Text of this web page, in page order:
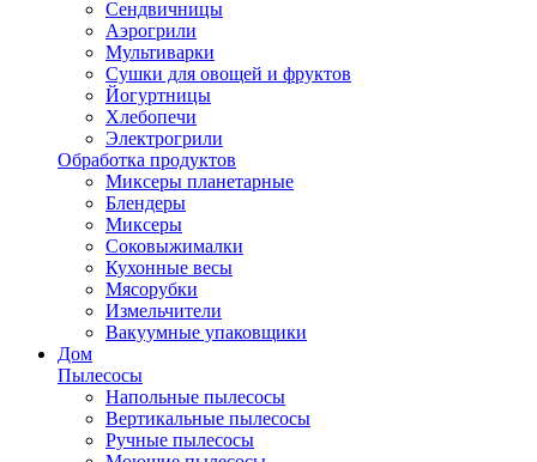
Сендвичницы
Аэрогрили
Мультиварки
Сушки для овощей и фруктов
Йогуртницы
Хлебопечи
Электрогрили
Обработка продуктов
Миксеры планетарные
Блендеры
Миксеры
Соковыжималки
Кухонные весы
Мясорубки
Измельчители
Вакуумные упаковщики
Дом
Пылесосы
Напольные пылесосы
Вертикальные пылесосы
Ручные пылесосы